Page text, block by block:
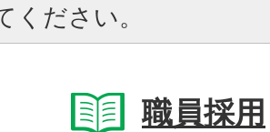
ください。
職員採用